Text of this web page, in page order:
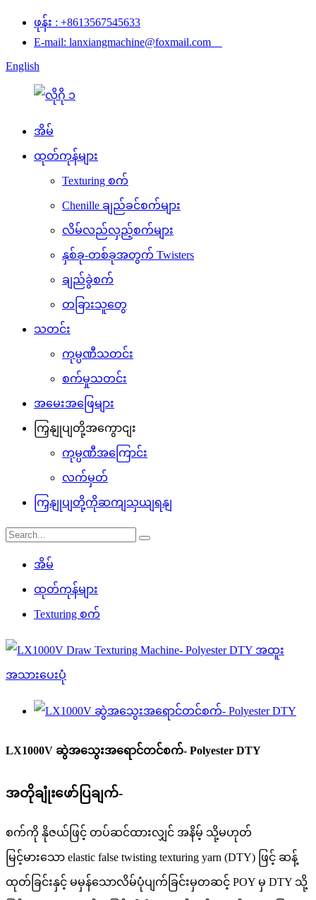
ဖုန်း : +8613567545633
E-mail: lanxiangmachine@foxmail.com
English
အိမ်
ထုတ်ကုန်များ
Texturing စက်
Chenille ချည်ခင်စက်များ
လိမ်လည်လှည့်စက်များ
နှစ်ခု-တစ်ခုအတွက် Twisters
ချည်ခွဲစက်
တခြားသူတွေ
သတင်း
ကုမ္ပဏီသတင်း
စက်မှုသတင်း
အမေးအဖြေများ
ကြှနျုပျတို့အကွောငျး
ကုမ္ပဏီအကြောင်း
လက်မှတ်
ကြှနျုပျတို့ကိုဆကျသှယျရနျ
အိမ်
ထုတ်ကုန်များ
Texturing စက်
LX1000V ဆွဲအသွေးအရောင်တင်စက်- Polyester DTY
အတိုချုံးဖော်ပြချက်-
စက်ကို နိုဇယ်ဖြင့် တပ်ဆင်ထားလျှင် အနိမ့် သို့မဟုတ်
မြင့်မားသော elastic false twisting texturing yarn (DTY) ဖြင့် ဆန့်
ထုတ်ခြင်းနှင့် မမှန်သောလိမ်ပုံပျက်ခြင်းမှတဆင့် POY မှ DTY သို့